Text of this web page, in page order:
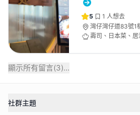
5 1 人想去
灣仔灣仔道83號1
壽司、日本菜、居
顯示所有留言(3)...
社群主題